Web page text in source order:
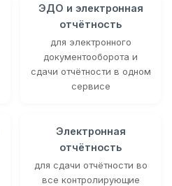
ЭДО и электронная
отчётность
для электронного
документооборота и
сдачи отчётности в одном
сервисе
Электронная
отчётность
для сдачи отчётности во
все контролирующие